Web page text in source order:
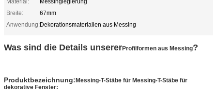
Material:
Messinglegierung
Breite:
67mm
Anwendung:Dekorationsmaterialien aus Messing
Was sind die Details unsererProfilformen aus Messing?
Produktbezeichnung:Messing-T-Stäbe für Messing-T-Stäbe für
dekorative Fenster: